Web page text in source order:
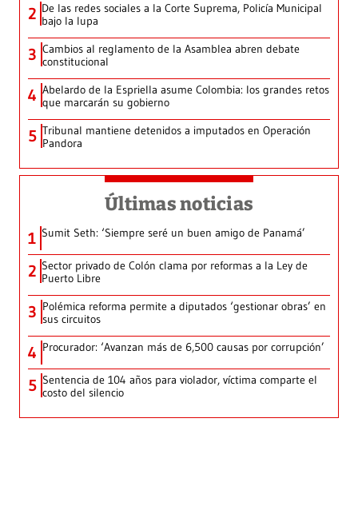
2 De las redes sociales a la Corte Suprema, Policía Municipal
bajo la lupa
3 Cambios al reglamento de la Asamblea abren debate
constitucional
4 Abelardo de la Espriella asume Colombia: los grandes retos
que marcarán su gobierno
5 Tribunal mantiene detenidos a imputados en Operación
Pandora
Últimas noticias
1 Sumit Seth: ‘Siempre seré un buen amigo de Panamá’
2 Sector privado de Colón clama por reformas a la Ley de
Puerto Libre
3 Polémica reforma permite a diputados ‘gestionar obras’ en
sus circuitos
4 Procurador: ‘Avanzan más de 6,500 causas por corrupción’
5 Sentencia de 104 años para violador, víctima comparte el
costo del silencio